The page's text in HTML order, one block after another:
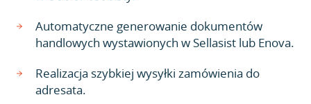
Automatyczne generowanie dokumentów
handlowych wystawionych w Sellasist lub Enova.
Realizacja szybkiej wysyłki zamówienia do
adresata.